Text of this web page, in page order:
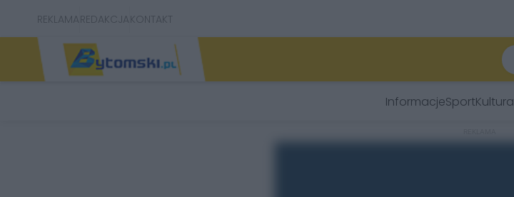
REKLAMAREDAKCJAKONTAKT
InformacjeSportKultura